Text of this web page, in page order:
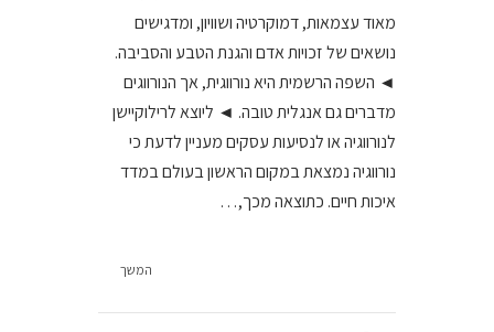
מאוד עצמאות, דמוקרטיה ושוויון, ומדגישים
נושאים של זכויות אדם והגנת הטבע והסביבה.
◄ השפה הרשמית היא נורווגית, אך הנורווגים
מדברים גם אנגלית טובה. ◄ ליוצא לרילוקיישן
לנורווגיה או לנסיעות עסקים מעניין לדעת כי
נורווגיה נמצאת במקום הראשון בעולם במדד
איכות חיים. כתוצאה מכך,…
המשך